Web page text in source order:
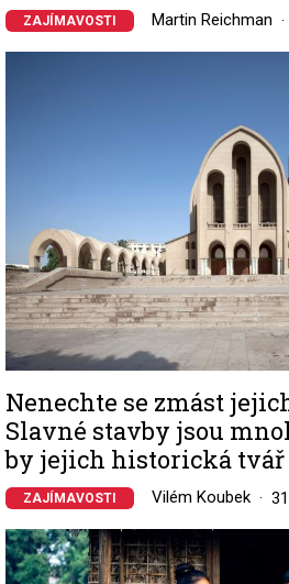
ZAJÍMAVOSTI Martin Reichman
Nenechte se zmást
Slavné stavby jsou
by jejich historická
ZAJÍMAVOSTI Vilém Koubek
Image